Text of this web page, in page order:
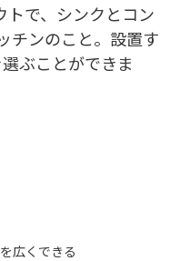
トで、シンクとコン
チンのこと。設置す
ぶことができま
広くできる